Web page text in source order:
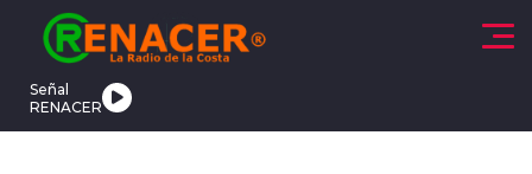
Click acá para ir directamente al contenido
Señal
RENACER